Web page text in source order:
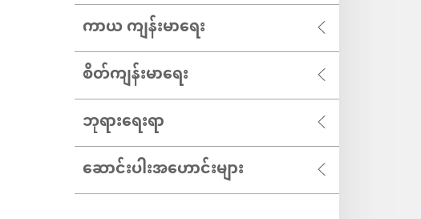
ကာယ ကျန်းမာရေး
စိတ်ကျန်းမာရေး
ဘုရားရေးရာ
ဆောင်းပါးအဟောင်းများ